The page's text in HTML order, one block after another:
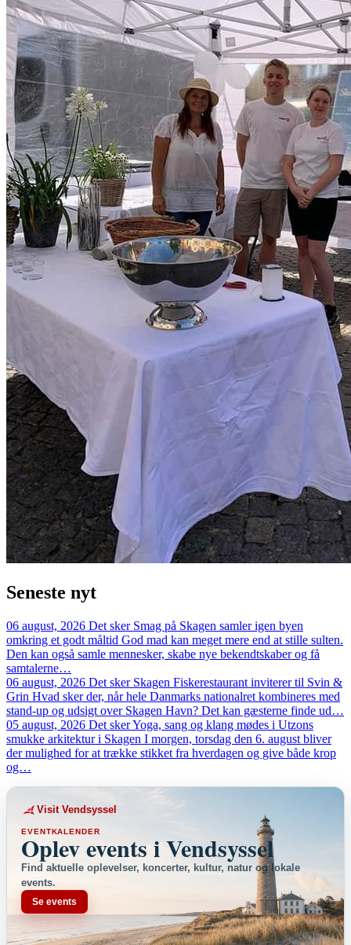
Seneste nyt
06 august, 2026 Det sker Smag på Skagen samler igen byen
omkring et godt måltid God mad kan meget mere end at stille sulten.
Den kan også samle mennesker, skabe nye bekendtskaber og få
samtalerne…
06 august, 2026 Det sker Skagen Fiskerestaurant inviterer til Svin &
Grin Hvad sker der, når hele Danmarks nationalret kombineres med
stand-up og udsigt over Skagen Havn? Det kan gæsterne finde ud…
05 august, 2026 Det skerYoga, sang og klang mødes i Utzons
smukke arkitektur i Skagen I morgen, torsdag den 6. august bliver
der mulighed for at trække stikket fra hverdagen og give både krop
og…
Visit Vendsyssel
EVENTKALENDER
Oplev events i Vendsyssel
Find aktuelle oplevelser, koncerter, kultur, natur og lokale
events.
Se events